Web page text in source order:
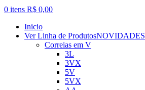
0 itens R$ 0,00
Inicio
Ver Linha de ProdutosNOVIDADES
Correias em V
3L
3VX
5V
5VX